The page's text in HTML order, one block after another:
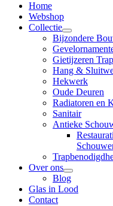
Home
Webshop
Collectie
Bijzondere
Gietijzeren
Hang &
Hekwerk
Oude Deuren
Radiatoren en
Sanitair
Antieke
Over ons
Blog
Glas in Lood
Contact